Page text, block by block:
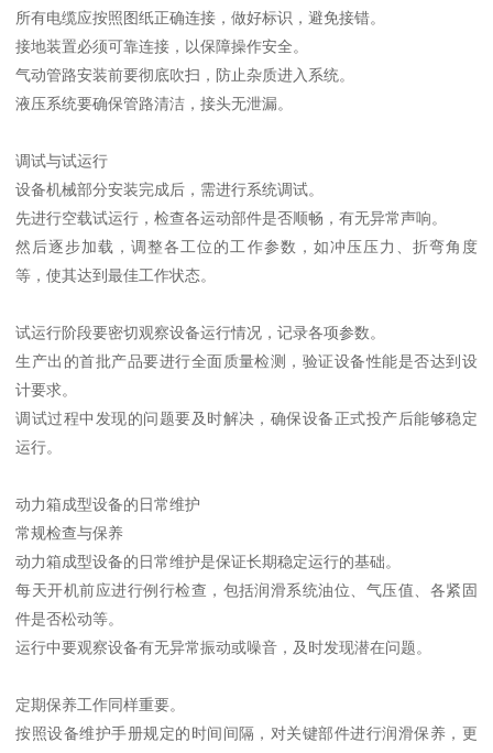
所有电缆应按照图纸正确连接，做好标识，避免接错。
接地装置必须可靠连接，以保障操作安全。
气动管路安装前要彻底吹扫，防止杂质进入系统。
液压系统要确保管路清洁，接头无泄漏。
调试与试运行
设备机械部分安装完成后，需进行系统调试。
先进行空载试运行，检查各运动部件是否顺畅，有无异常声响。
然后逐步加载，调整各工位的工作参数，如冲压压力、折弯角度
等，使其达到最佳工作状态。
试运行阶段要密切观察设备运行情况，记录各项参数。
生产出的首批产品要进行全面质量检测，验证设备性能是否达到设
计要求。
调试过程中发现的问题要及时解决，确保设备正式投产后能够稳定
运行。
动力箱成型设备的日常维护
常规检查与保养
动力箱成型设备的日常维护是保证长期稳定运行的基础。
每天开机前应进行例行检查，包括润滑系统油位、气压值、各紧固
件是否松动等。
运行中要观察设备有无异常振动或噪音，及时发现潜在问题。
定期保养工作同样重要。
按照设备维护手册规定的时间间隔，对关键部件进行润滑保养，更